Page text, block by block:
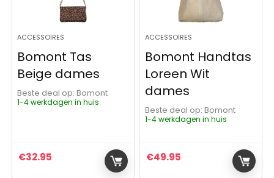
ACCESSOIRES
Bomont Tas
Beige dames
Beste deal op:
Bomont
1-4 werkdagen in huis
€32.95
ACCESSOIRES
Bomont Handtas
Loreen Wit
dames
Beste deal op:
Bomont
1-4 werkdagen in huis
€49.95